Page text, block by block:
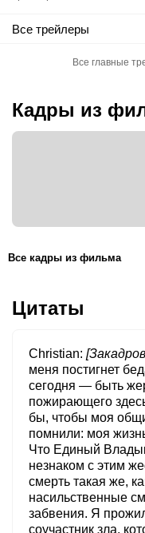
Все трейлеры
Все главные
Кадры из
Все кадры из фильма
Цитаты
Christian
меня постигнет
сегодня — быть
пожирающего
бы, чтобы моя
помнили: моя
Что Единый
незнаком с этим
смерть такая же,
насильственные
забвения. Я
соучастник зла,